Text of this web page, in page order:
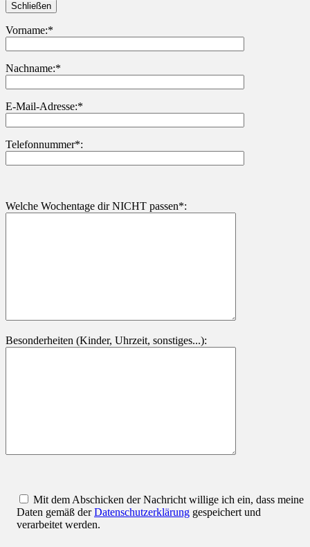
Schließen
Vorname:*
Nachname:*
Bitte lasse dieses Feld leer.
E-Mail-Adresse:*
Telefonnummer*:
Welche Wochentage dir NICHT passen*:
Besonderheiten (Kinder, Uhrzeit, sonstiges...):
Mit dem Abschicken der Nachricht willige ich ein, dass meine
Daten gemäß derDatenschutzerklärung gespeichert und
verarbeitet werden.